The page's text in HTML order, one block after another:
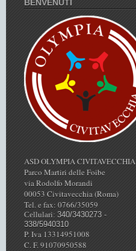
BENVENUTI
ASD OLYMPIA CIVITAVECCHIA
Parco Martiri delle Foibe
via Rodolfo Morandi
00053 Civitavecchia (Roma)
Tel. e fax: 0766/35059
Cellulari: 340/3430273 -
338/5940310
P. Iva 13314951008
C. F. 91070950588